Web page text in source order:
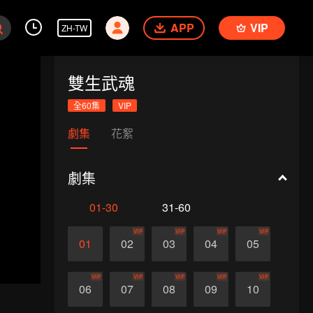
ZH-TW APP VIP
雙生武魂
全60集 VIP
劇集 花絮
劇集
01-30 31-60
01 02
VIP
03
VIP
04
VIP
05
VIP
06
VIP
07
VIP
08
VIP
09
VIP
10
VIP